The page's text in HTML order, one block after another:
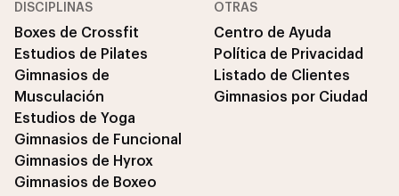
DISCIPLINAS
Boxes de Crossfit
Estudios de Pilates
Gimnasios de
Musculación
Estudios de Yoga
Gimnasios de Funcional
Gimnasios de Hyrox
Gimnasios de Boxeo
OTRAS
Centro de Ayuda
Política de Privacidad
Listado de Clientes
Gimnasios por Ciudad